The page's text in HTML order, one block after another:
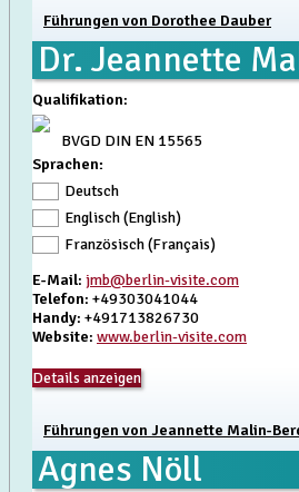
Führungen von Dorothee Dauber
Dr. Jeannette
Qualifikation:
BVGD DIN EN 15565
Sprachen:
Deutsch
Englisch (English)
Französisch (Français)
E-Mail: jmb@berlin-visite.com
Telefon: +49303041044
Handy: +491713826730
Website: www.berlin-visite.com
Details anzeigen
Führungen von Jeannette Malin-
Agnes Nöll